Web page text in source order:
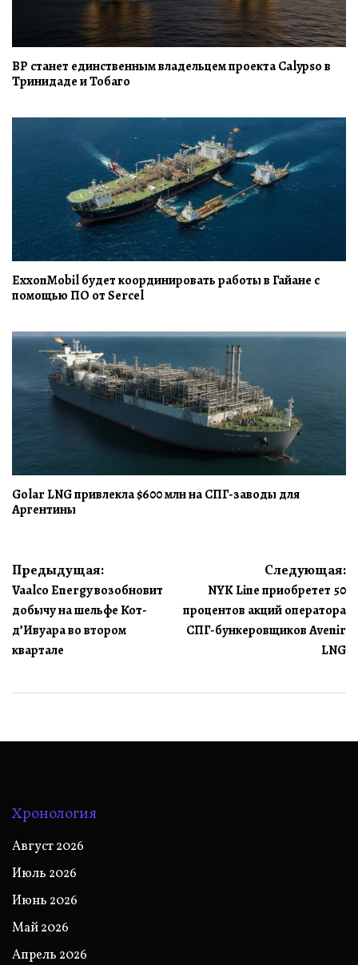
BP станет единственным владельцем проекта Calypso в
Тринидаде и Тобаго
ExxonMobil будет координировать работы в Гайане с
помощью ПО от Sercel
Golar LNG привлекла $600 млн на СПГ-заводы для
Аргентины
Навигация
по
записям
Предыдущая:
Vaalco Energy возобновит
добычу на шельфе Кот-
д’Ивуара во втором
квартале
Следующая:
NYK Line приобретет 50
процентов акций оператора
СПГ-бункеровщиков Avenir
LNG
Хронология
Август 2026
Июль 2026
Июнь 2026
Май 2026
Апрель 2026